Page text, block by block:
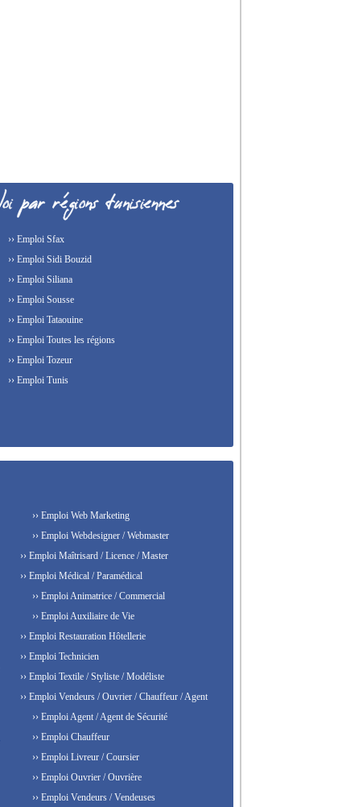
›› Emploi Sfax
›› Emploi Sidi Bouzid
›› Emploi Siliana
›› Emploi Sousse
›› Emploi Tataouine
›› Emploi Toutes les régions
›› Emploi Tozeur
›› Emploi Tunis
›› Emploi Web Marketing
›› Emploi Webdesigner / Webmaster
›› Emploi Maîtrisard / Licence / Master
›› Emploi Médical / Paramédical
›› Emploi Animatrice / Commercial
›› Emploi Auxiliaire de Vie
›› Emploi Restauration Hôtellerie
›› Emploi Technicien
›› Emploi Textile / Styliste / Modéliste
›› Emploi Vendeurs / Ouvrier / Chauffeur / Agent
›› Emploi Agent / Agent de Sécurité
›› Emploi Chauffeur
›› Emploi Livreur / Coursier
›› Emploi Ouvrier / Ouvrière
›› Emploi Vendeurs / Vendeuses